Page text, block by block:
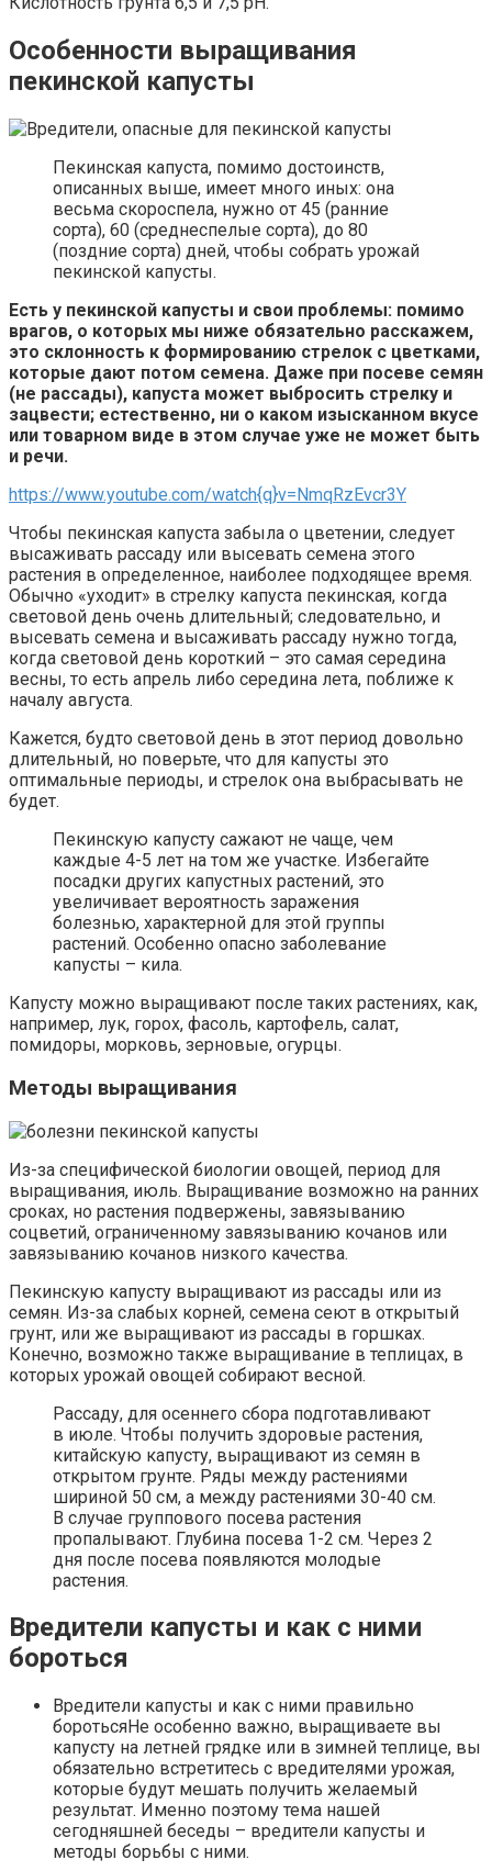
Особенности выращивания
пекинской капусты
Пекинская капуста, помимо достоинств,
описанных выше, имеет много иных: она
весьма скороспела, нужно от 45 (ранние
сорта), 60 (среднеспелые сорта), до 80
(поздние сорта) дней, чтобы собрать урожай
пекинской капусты.
Есть у пекинской капусты и свои проблемы: помимо
врагов, о которых мы ниже обязательно расскажем,
это склонность к формированию стрелок с цветками,
которые дают потом семена. Даже при посеве семян
(не рассады), капуста может выбросить стрелку и
зацвести; естественно, ни о каком изысканном вкусе
или товарном виде в этом случае уже не может быть
и речи.
https://www.youtube.com/watch{q}v=NmqRzEvcr3Y
Чтобы пекинская капуста забыла о цветении, следует
высаживать рассаду или высевать семена этого
растения в определенное, наиболее подходящее время.
Обычно «уходит» в стрелку капуста пекинская, когда
световой день очень длительный; следовательно, и
высевать семена и высаживать рассаду нужно тогда,
когда световой день короткий – это самая середина
весны, то есть апрель либо середина лета, поближе к
началу августа.
Кажется, будто световой день в этот период довольно
длительный, но поверьте, что для капусты это
оптимальные периоды, и стрелок она выбрасывать не
будет.
Пекинскую капусту сажают не чаще, чем
каждые 4-5 лет на том же участке. Избегайте
посадки других капустных растений, это
увеличивает вероятность заражения
болезнью, характерной для этой группы
растений. Особенно опасно заболевание
капусты – кила.
Капусту можно выращивают после таких растениях, как,
например, лук, горох, фасоль, картофель, салат,
помидоры, морковь, зерновые, огурцы.
Методы выращивания
Из-за специфической биологии овощей, период для
выращивания, июль. Выращивание возможно на ранних
сроках, но растения подвержены, завязыванию
соцветий, ограниченному завязыванию кочанов или
завязыванию кочанов низкого качества.
Пекинскую капусту выращивают из рассады или из
семян. Из-за слабых корней, семена сеют в открытый
грунт, или же выращивают из рассады в горшках.
Конечно, возможно также выращивание в теплицах, в
которых урожай овощей собирают весной.
Рассаду, для осеннего сбора подготавливают
в июле. Чтобы получить здоровые растения,
китайскую капусту, выращивают из семян в
открытом грунте. Ряды между растениями
шириной 50 см, а между растениями 30-40 см.
В случае группового посева растения
пропалывают. Глубина посева 1-2 см. Через 2
дня после посева появляются молодые
растения.
Вредители капусты и как с ними
бороться
Вредители капусты и как с ними правильно
боротьсяНе особенно важно, выращиваете вы
капусту на летней грядке или в зимней теплице, вы
обязательно встретитесь с вредителями урожая,
которые будут мешать получить желаемый
результат. Именно поэтому тема нашей
сегодняшней беседы – вредители капусты и
методы борьбы с ними.